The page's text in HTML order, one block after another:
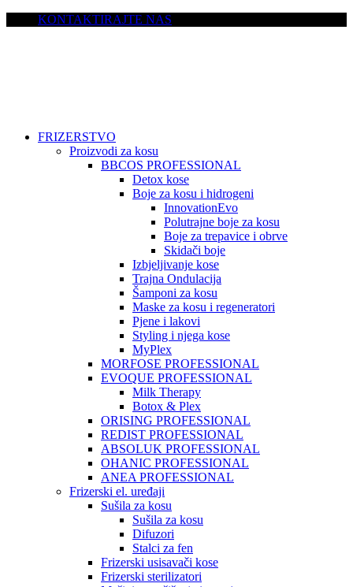
KONTAKTIRAJTE NAS
FRIZERSTVO
Proizvodi za kosu
BBCOS PROFESSIONAL
Detox kose
Boje za kosu i hidrogeni
InnovationEvo
Polutrajne boje za kosu
Boje za trepavice i obrve
Skidači boje
Izbjeljivanje kose
Trajna Ondulacija
Šamponi za kosu
Maske za kosu i regeneratori
Pjene i lakovi
Styling i njega kose
MyPlex
MORFOSE PROFESSIONAL
EVOQUE PROFESSIONAL
Milk Therapy
Botox & Plex
ORISING PROFESSIONAL
REDIST PROFESSIONAL
ABSOLUK PROFESSIONAL
OHANIC PROFESSIONAL
ANEA PROFESSIONAL
Frizerski el. uređaji
Sušila za kosu
Sušila za kosu
Difuzori
Stalci za fen
Frizerski usisavači kose
Frizerski sterilizatori